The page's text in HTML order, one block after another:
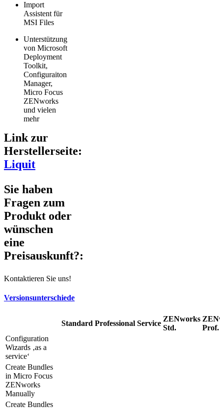
Import
Assistent für
MSI Files
Unterstützung
von Microsoft
Deployment
Toolkit,
Configuraiton
Manager,
Micro Focus
ZENworks
und vielen
mehr
Link zur
Herstellerseite:
Liquit
Sie haben
Fragen zum
Produkt oder
wünschen
eine
Preisauskunft?:
Kontaktieren Sie uns!
Versionsunterschiede
Standard Professional Service
ZENworks
Std.
Prof.
Configuration
Wizards ‚as a
service‘
Create Bundles
in Micro Focus
ZENworks
Manually
Create Bundles